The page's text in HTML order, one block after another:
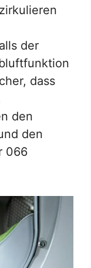
der
dass
den
den
066